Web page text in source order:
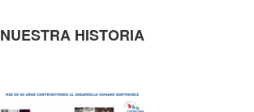
NUESTRA HISTORIA